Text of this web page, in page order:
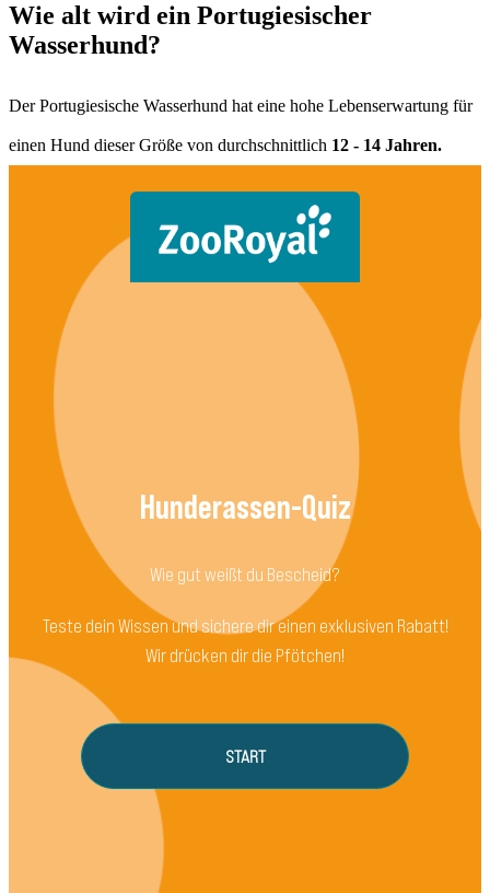
Wie alt wird ein Portugiesischer
Wasserhund?
Der Portugiesische Wasserhund hat eine hohe Lebenserwartung für
einen Hund dieser Größe von durchschnittlich 12 - 14 Jahren.